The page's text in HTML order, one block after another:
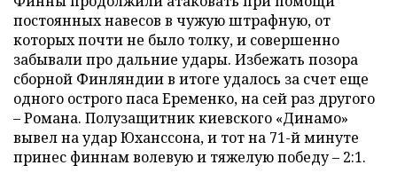
постоянных навесов в чужую штрафную, от
которых почти не было толку, и совершенно
забывали про дальние удары. Избежать позора
сборной Финляндии в итоге удалось за счет еще
одного острого паса Еременко, на сей раз другого
– Романа. Полузащитник киевского «Динамо»
вывел на удар Юханссона, и тот на 71-й минуте
принес финнам волевую и тяжелую победу – 2:1.